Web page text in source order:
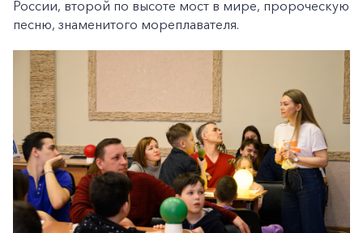
+7-800-700-24-57
Частным клиентам
Корпоративным клиентам
России, второй по высоте мост в мире, пророческую
песню, знаменитого мореплавателя.